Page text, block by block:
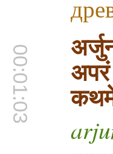
00:01:03
अपरं